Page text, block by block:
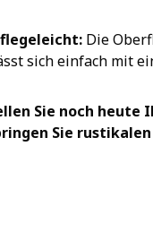
Die
sich einfach mit
Sie noch heute
Sie